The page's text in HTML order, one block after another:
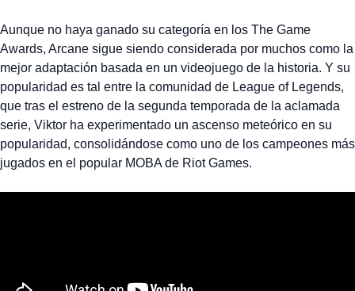
Aunque no haya ganado su categoría en los The Game
Awards, Arcane sigue siendo considerada por muchos como la
mejor adaptación basada en un videojuego de la historia. Y su
popularidad es tal entre la comunidad de League of Legends,
que tras el estreno de la segunda temporada de la aclamada
serie, Viktor ha experimentado un ascenso meteórico en su
popularidad, consolidándose como uno de los campeones más
jugados en el popular MOBA de Riot Games.